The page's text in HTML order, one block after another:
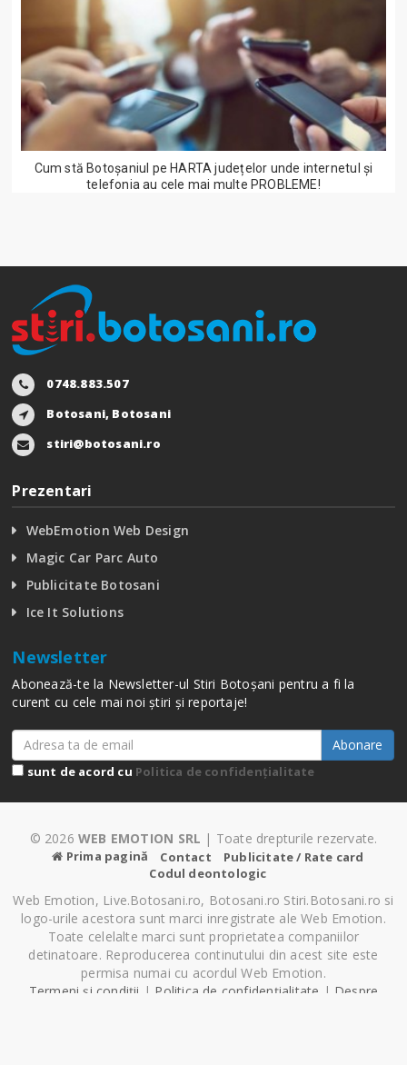
Cum stă Botoșaniul pe HARTA județelor unde internetul și
telefonia au cele mai multe PROBLEME!
0748.883.507
Botosani, Botosani
stiri@botosani.ro
Prezentari
WebEmotion Web Design
Magic Car Parc Auto
Publicitate Botosani
Ice It Solutions
Newsletter
Abonează-te la Newsletter-ul Stiri Botoșani pentru a fi la
curent cu cele mai noi știri și reportaje!
Abonare
sunt de acord cu Politica de confidențialitate
© 2026 WEB EMOTION SRL | Toate drepturile rezervate.
Prima pagină Contact
Publicitate / Rate card
Codul deontologic
Web Emotion, Live.Botosani.ro, Botosani.ro Stiri.Botosani.ro si
logo-urile acestora sunt marci inregistrate ale Web Emotion.
Toate celelalte marci sunt proprietatea companiilor
detinatoare. Reproducerea continutului din acest site este
permisa numai cu acordul Web Emotion.
Termeni și condiții | Politica de confidențialitate | Despre